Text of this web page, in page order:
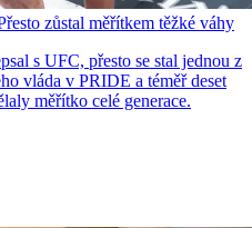
zůstal měřítkem těžké váhy
s UFC, přesto se stal jednou z
vláda v PRIDE a téměř deset
měřítko celé generace.